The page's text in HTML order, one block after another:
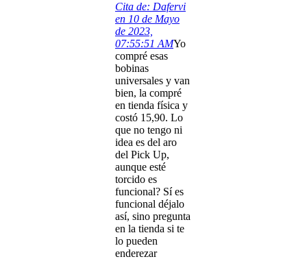
Cita de: Dafervi
en 10 de Mayo
de 2023,
07:55:51 AMYo
compré esas
bobinas
universales y van
bien, la compré
en tienda física y
costó 15,90. Lo
que no tengo ni
idea es del aro
del Pick Up,
aunque esté
torcido es
funcional? Sí es
funcional déjalo
así, sino pregunta
en la tienda si te
lo pueden
enderezar